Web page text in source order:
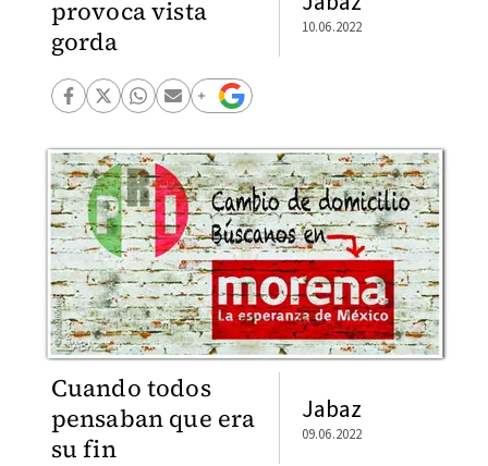
provoca vista
gorda
10.06.2022
Cuando todos
pensaban que era
su fin
Jabaz
09.06.2022